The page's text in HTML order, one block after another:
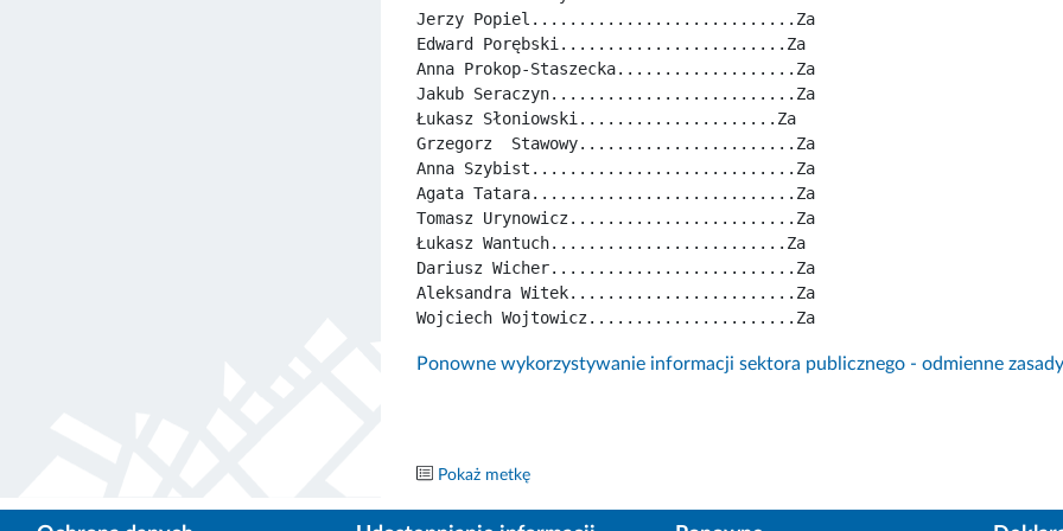
Jerzy Popiel............................Za
Edward Porębski........................Za
Anna Prokop-Staszecka...................Za
Jakub Seraczyn..........................Za
Łukasz Słoniowski.....................Za
Grzegorz  Stawowy.......................Za
Anna Szybist............................Za
Agata Tatara............................Za
Tomasz Urynowicz........................Za
Łukasz Wantuch.........................Za
Dariusz Wicher..........................Za
Aleksandra Witek........................Za
Wojciech Wojtowicz......................Za
Ponowne wykorzystywanie informacji sektora publicznego - odmienne zasady
Pokaż metkę